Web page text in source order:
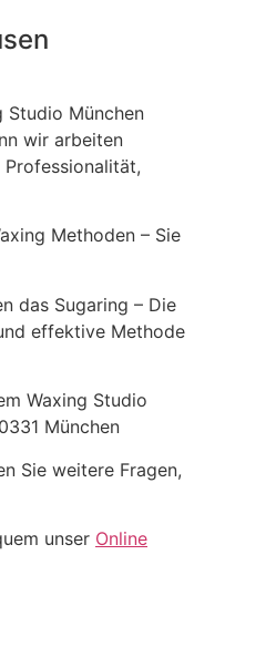
Studio München
wir arbeiten
Methoden – Sie
das Sugaring – Die
effektive Methode
Waxing Studio
München
Sie weitere Fragen,
unser Online